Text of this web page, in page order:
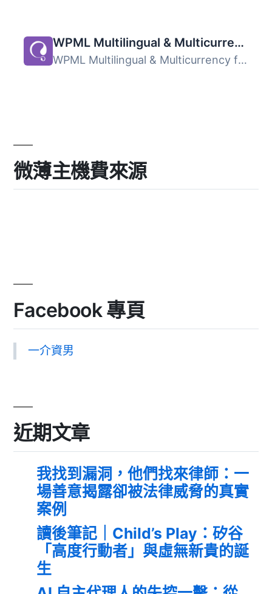
WPML Multilingual & Multicurrency for WooCommerce
WPML Multilingual & Multicurrency for WooCommerce 是...
微薄主機費來源
Facebook 專頁
一介資男
近期文章
我找到漏洞，他們找來律師：一
場善意揭露卻被法律威脅的真實
案例
讀後筆記｜Child’s Play：矽谷
「高度行動者」與虛無新貴的誕
生